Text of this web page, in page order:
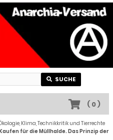
SUCHE
( 0)
Klima, Technikkritik und Tierrechte
für die Müllhalde. Das Prinzip der